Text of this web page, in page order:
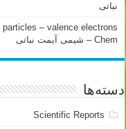
نباتی
Chem – شیمی آیمت نباتی
دسته‌ها
Scientific Reports